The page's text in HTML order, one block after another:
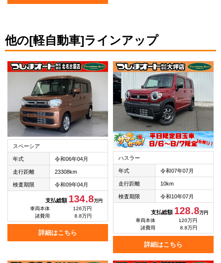
他の[軽自動車]ラインアップ
スペーシア
年式 令和06年04月
走行距離 23308km
検査期限 令和09年04月
支払総額 134.8万円
車両本体
126万円
諸費用
8.8万円
詳細はこちら
ハスラー
年式 令和07年07月
走行距離 10km
検査期限 令和10年07月
支払総額 128.8万円
車両本体
120万円
諸費用
8.8万円
詳細はこちら